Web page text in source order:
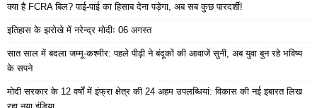
क्या है FCRA बिल? पाई-पाई का हिसाब देना पड़ेगा, अब सब कुछ पारदर्शी!
इतिहास के झरोखे में नरेन्द्र मोदीः 06 अगस्त
सात साल में बदला जम्मू-कश्मीर: पहले पीढ़ी ने बंदूकों की आवाजें सुनी, अब युवा बुन रहे भविष्य
के सपने
मोदी सरकार के 12 वर्षों में इंफ्रा क्षेत्र की 24 अहम उपलब्धियां: विकास की नई इबारत लिख